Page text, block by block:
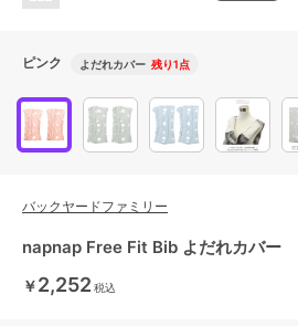
ピンク よだれカバー 残り1点
バックヤードファミリー
napnap Free Fit Bib よだれカバー
￥2,252 税込